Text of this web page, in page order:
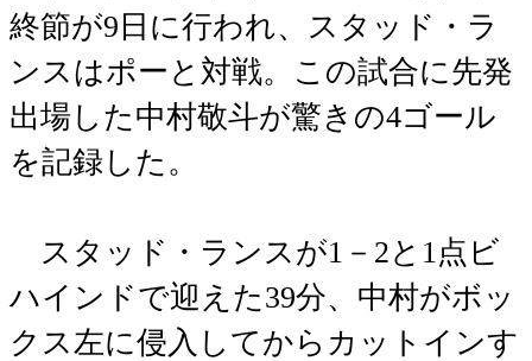
終節が9日に行われ、スタッド・ラ
ンスはポーと対戦。この試合に先発
出場した中村敬斗が驚きの4ゴール
を記録した。
スタッド・ランスが1－2と1点ビ
ハインドで迎えた39分、中村がボッ
クス左に侵入してからカットインす